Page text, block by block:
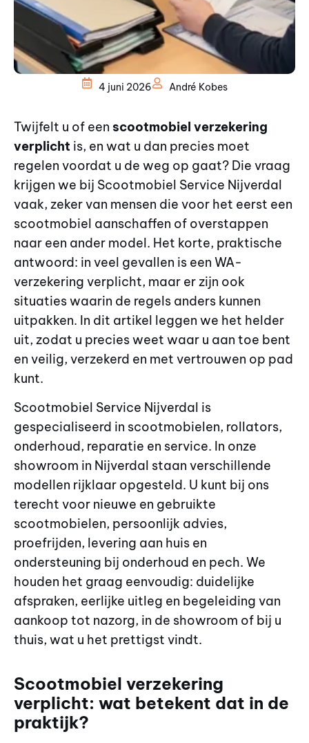
4 juni 2026 André Kobes
Twijfelt u of een scootmobiel verzekering
verplicht is, en wat u dan precies moet
regelen voordat u de weg op gaat? Die vraag
krijgen we bij Scootmobiel Service Nijverdal
vaak, zeker van mensen die voor het eerst een
scootmobiel aanschaffen of overstappen
naar een ander model. Het korte, praktische
antwoord: in veel gevallen is een WA-
verzekering verplicht, maar er zijn ook
situaties waarin de regels anders kunnen
uitpakken. In dit artikel leggen we het helder
uit, zodat u precies weet waar u aan toe bent
en veilig, verzekerd en met vertrouwen op pad
kunt.
Scootmobiel Service Nijverdal is
gespecialiseerd in scootmobielen, rollators,
onderhoud, reparatie en service. In onze
showroom in Nijverdal staan verschillende
modellen rijklaar opgesteld. U kunt bij ons
terecht voor nieuwe en gebruikte
scootmobielen, persoonlijk advies,
proefrijden, levering aan huis en
ondersteuning bij onderhoud en pech. We
houden het graag eenvoudig: duidelijke
afspraken, eerlijke uitleg en begeleiding van
aankoop tot nazorg, in de showroom of bij u
thuis, wat u het prettigst vindt.
Scootmobiel verzekering
verplicht: wat betekent dat in de
praktijk?